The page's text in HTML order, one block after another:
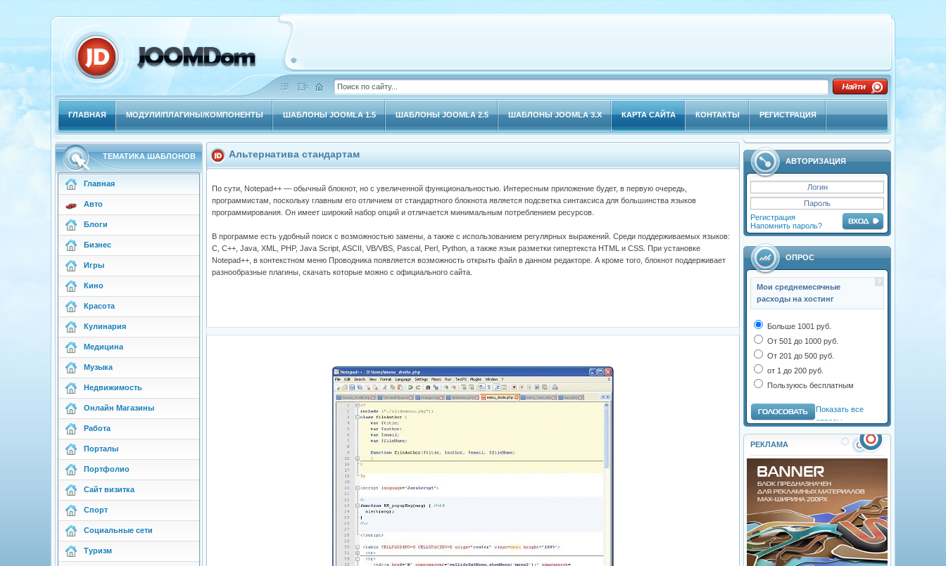
ГЛАВНАЯ МОДУЛИ/ПЛАГИНЫ/КОМПОНЕНТЫ ШАБЛОНЫ JOOMLA 1.5 ШАБЛОНЫ JOOMLA 2.5 ШАБЛОНЫ JOOMLA 3.X КАРТА САЙТА КОНТАКТЫ РЕГИСТРАЦИЯ
ТЕМАТИКА ШАБЛОНОВ
Главная
Авто
Блоги
Бизнес
Игры
Кино
Красота
Кулинария
Медицина
Музыка
Недвижимость
Онлайн Магазины
Работа
Порталы
Портфолио
Сайт визитка
Спорт
Социальные сети
Туризм
АВТОРИЗАЦИЯ
Регистрация
Напомнить пароль?
ОПРОС
Мои среднемесячные
расходы на хостинг
Больше 1001 руб.
От 501 до 1000 руб.
От 201 до 500 руб.
от 1 до 200 руб.
Пользуюсь бесплатным
Показать все
опросы
РЕКЛАМА
Альтернатива стандартам
По сути, Notepad++ — обычный блокнот, но с увеличенной функциональностью. Интересным приложение будет, в первую очередь,
программистам, поскольку главным его отличием от стандартного блокнота является подсветка синтаксиса для большинства языков
программирования. Он имеет широкий набор опций и отличается минимальным потреблением ресурсов.
В программе есть удобный поиск с возможностью замены, а также с использованием регулярных выражений. Среди поддерживаемых языков:
C, C++, Java, XML, PHP, Java Script, ASCII, VB/VBS, Pascal, Perl, Python, а также язык разметки гипертекста HTML и CSS. При установке
Notepad++, в контекстном меню Проводника появляется возможность открыть файл в данном редакторе. А кроме того, блокнот поддерживает
разнообразные плагины, скачать которые можно с официального сайта.